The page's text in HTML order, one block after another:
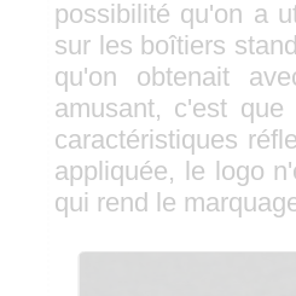
possibilité qu'on a
sur les boîtiers
qu'on obtenait
amusant, c'est
caractéristiques
appliquée, le logo
qui rend le